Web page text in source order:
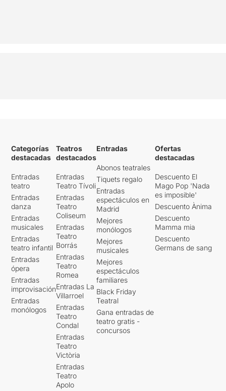
Categorías
destacadas
Entradas
teatro
Entradas
danza
Entradas
musicales
Entradas
teatro infantil
Entradas
ópera
Entradas
improvisación
Entradas
monólogos
Teatros
destacados
Entradas
Teatro Tívoli
Entradas
Teatro
Coliseum
Entradas
Teatro
Borrás
Entradas
Teatro
Romea
Entradas La
Villarroel
Entradas
Teatro
Condal
Entradas
Teatro
Victòria
Entradas
Teatro
Apolo
Entradas
Abonos teatrales
Tiquets regalo
Entradas
espectáculos en
Madrid
Mejores
monólogos
Mejores
musicales
Mejores
espectáculos
familiares
Black Friday
Teatral
Gana entradas de
teatro gratis -
concursos
Ofertas
destacadas
Descuento El
Mago Pop 'Nada
es imposible'
Descuento Ànima
Descuento
Mamma mia
Descuento
Germans de sang